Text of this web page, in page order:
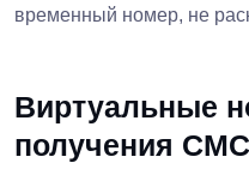
временный номер, не
Виртуальные
получения